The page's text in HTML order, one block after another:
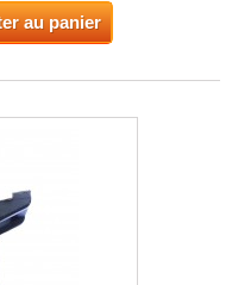
au panier